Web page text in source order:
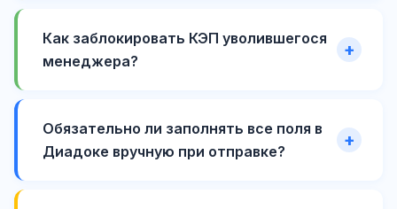
Как заблокировать КЭП уволившегося
менеджера?
Обязательно ли заполнять все поля в
Диадоке вручную при отправке?